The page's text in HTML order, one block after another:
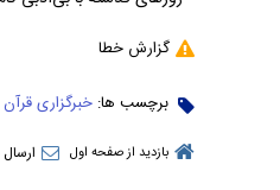
گزارش خطا
برچسب ها: خبرگزاری قرآن
بازدید از صفحه اول